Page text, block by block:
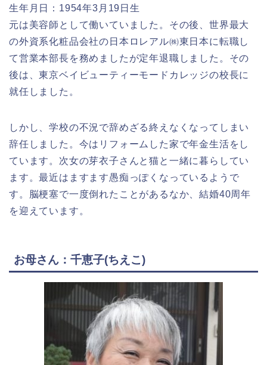
生年月日：1954年3月19日生
元は美容師として働いていました。その後、世界最大
の外資系化粧品会社の日本ロレアル㈱東日本に転職し
て営業本部長を務めましたが定年退職しました。その
後は、東京ベイビューティーモードカレッジの校長に
就任しました。
しかし、学校の不況で辞めざる終えなくなってしまい
辞任しました。今はリフォームした家で年金生活をし
ています。次女の芽衣子さんと猫と一緒に暮らしてい
ます。最近はますます愚痴っぽくなっているようで
す。脳梗塞で一度倒れたことがあるなか、結婚40周年
を迎えています。
お母さん：千恵子(ちえこ)